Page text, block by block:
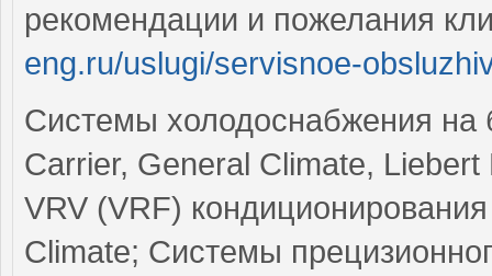
рекомендации и пожелания
eng.ru/uslugi/servisnoe-
Системы холодоснабжения на
Carrier, General Climate,
VRV (VRF)
Climate; Системы